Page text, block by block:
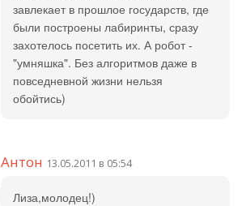
завлекает в прошлое государств, где
были построены лабиринты, сразу
захотелось посетить их. А робот -
"умняшка". Без алгоритмов даже в
повседневной жизни нельзя
обойтись)
Антон 13.05.2011 в 05:54
Лиза,молодец!)